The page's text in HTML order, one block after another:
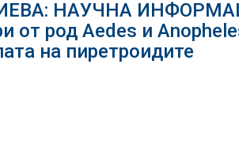
НАУЧНА
от род Aedes и
на пиретроидите